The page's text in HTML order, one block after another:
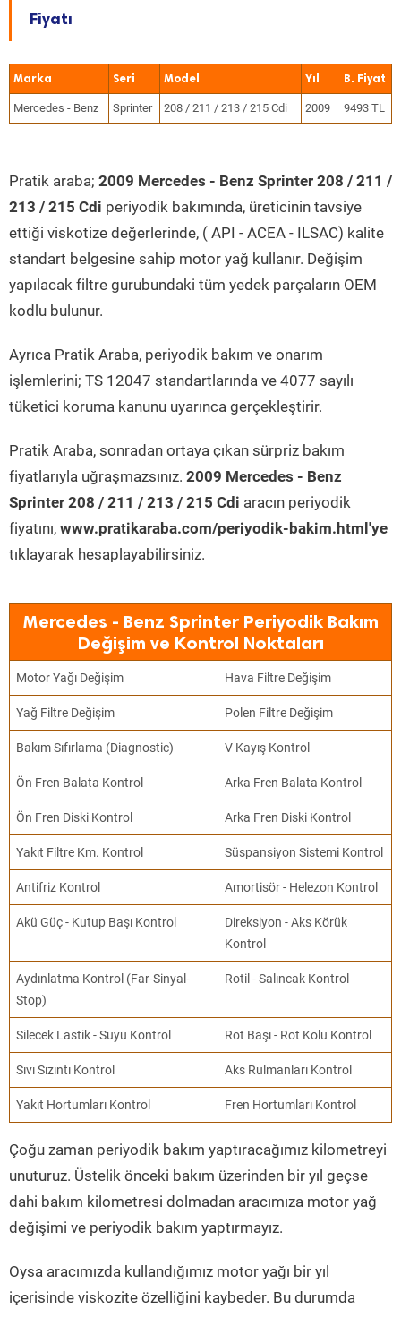
Fiyatı
Marka Seri Model Yıl
Mercedes - Benz Sprinter 208 / 211 / 213 / 215 Cdi 2009 9493 TL
Pratik araba; 2009 Mercedes - Benz Sprinter 208 / 211 /
213 / 215 Cdi periyodik bakımında, üreticinin tavsiye
ettiği viskotize değerlerinde, ( API - ACEA - ILSAC) kalite
standart belgesine sahip motor yağ kullanır. Değişim
yapılacak filtre gurubundaki tüm yedek parçaların OEM
kodlu bulunur.
Ayrıca Pratik Araba, periyodik bakım ve onarım
işlemlerini; TS 12047 standartlarında ve 4077 sayılı
tüketici koruma kanunu uyarınca gerçekleştirir.
Pratik Araba, sonradan ortaya çıkan sürpriz bakım
fiyatlarıyla uğraşmazsınız. 2009 Mercedes - Benz
Sprinter 208 / 211 / 213 / 215 Cdi aracın periyodik
fiyatını, www.pratikaraba.com/periyodik-bakim.html'ye
tıklayarak hesaplayabilirsiniz.
Mercedes - Benz Sprinter Periyodik Bakım
Değişim ve Kontrol Noktaları
Motor Yağı Değişim Hava Filtre Değişim
Yağ Filtre Değişim Polen Filtre Değişim
Bakım Sıfırlama (Diagnostic) V Kayış Kontrol
Ön Fren Balata Kontrol Arka Fren Balata Kontrol
Ön Fren Diski Kontrol Arka Fren Diski Kontrol
Yakıt Filtre Km. Kontrol Süspansiyon Sistemi Kontrol
Antifriz Kontrol Amortisör - Helezon Kontrol
Akü Güç - Kutup Başı Kontrol
Direksiyon - Aks Körük
Kontrol
Aydınlatma Kontrol (Far-Sinyal-
Stop)
Rotil - Salıncak Kontrol
Silecek Lastik - Suyu Kontrol Rot Başı - Rot Kolu Kontrol
Sıvı Sızıntı Kontrol Aks Rulmanları Kontrol
Yakıt Hortumları Kontrol Fren Hortumları Kontrol
Çoğu zaman periyodik bakım yaptıracağımız kilometreyi
unuturuz. Üstelik önceki bakım üzerinden bir yıl geçse
dahi bakım kilometresi dolmadan aracımıza motor yağ
değişimi ve periyodik bakım yaptırmayız.
Oysa aracımızda kullandığımız motor yağı bir yıl
içerisinde viskozite özelliğini kaybeder. Bu durumda